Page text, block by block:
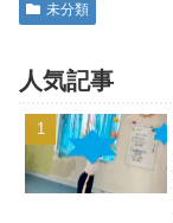
未分類
人気記事